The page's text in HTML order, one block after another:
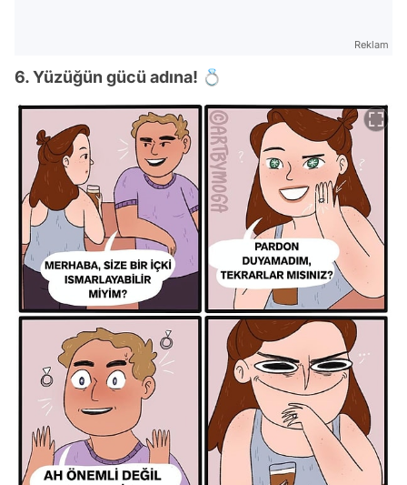
Reklam
6. Yüzüğün gücü adına! 💍